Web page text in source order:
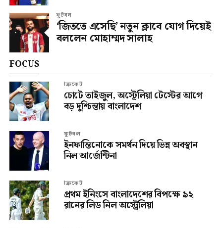
ফুটবল
‘জিততে এসেছি’ নতুন ক্লাবে যোগ দিয়েই
বললেন মোহাম্মদ সালাহ
FOCUS
ক্রিকেট
চোটে তাইজুল, অস্ট্রেলিয়া টেস্টের আগে
বড় দুশ্চিন্তায় বাংলাদেশ
ফুটবল
ইনফান্তিনোকে সমর্থন দিয়ে ভিন্ন অবস্থান
নিল আর্জেন্টিনা
ক্রিকেট
প্রথম ইনিংসে বাংলাদেশের বিপক্ষে ৯২
রানের লিড নিল অস্ট্রেলিয়া